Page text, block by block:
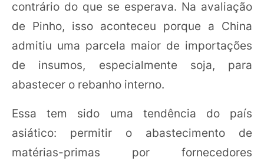
contrário do que se esperava. Na avaliação
de Pinho, isso aconteceu porque a China
admitiu uma parcela maior de importações
de insumos, especialmente soja, para
abastecer o rebanho interno.
Essa tem sido uma tendência do país
asiático: permitir o abastecimento de
matérias-primas por fornecedores